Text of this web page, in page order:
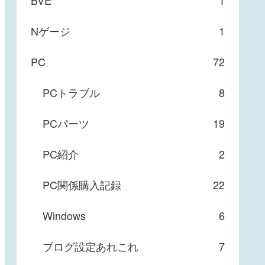
Nゲージ
1
PC
72
PCトラブル
8
PCパーツ
19
PC紹介
2
PC関係購入記録
22
Windows
6
ブログ設定あれこれ
7